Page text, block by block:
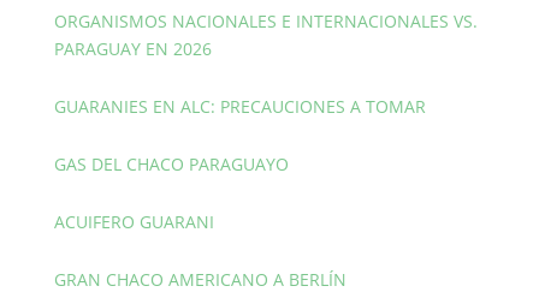
ORGANISMOS NACIONALES E INTERNACIONALES VS.
PARAGUAY EN 2026
GUARANIES EN ALC: PRECAUCIONES A TOMAR
GAS DEL CHACO PARAGUAYO
ACUIFERO GUARANI
GRAN CHACO AMERICANO A BERLÍN